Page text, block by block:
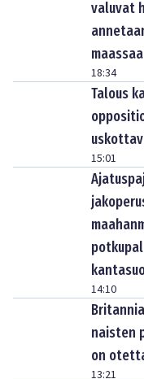
valuvat
18:34
Talous
15:01
14:10
naisten
on
13:21